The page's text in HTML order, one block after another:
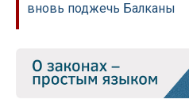
вновь поджечь Балканы